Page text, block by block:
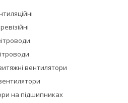
вентилятори
на підшипниках